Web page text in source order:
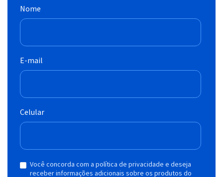
Nome
E-mail
Celular
Você concorda com a política de privacidade e deseja
receber informações adicionais sobre os produtos do